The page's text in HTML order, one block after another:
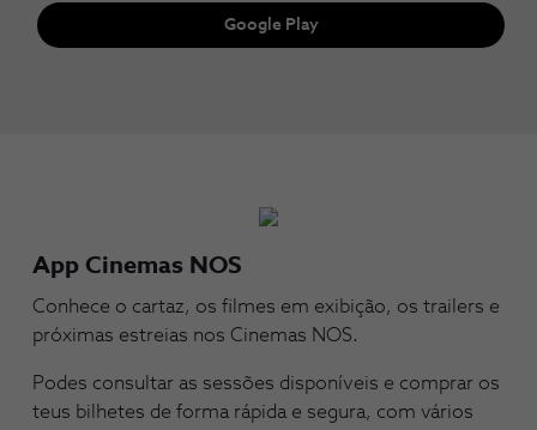
Google Play
App Cinemas NOS
Conhece o cartaz, os filmes em exibição, os trailers e
próximas estreias nos Cinemas NOS.
Podes consultar as sessões disponíveis e comprar os
teus bilhetes de forma rápida e segura, com vários